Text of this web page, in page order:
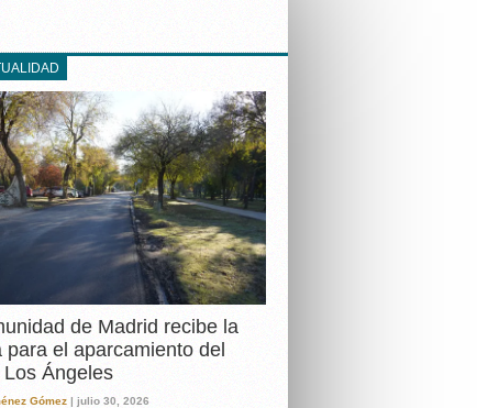
de Madrid recibe la
para el aparcamiento del
Ángeles
Gómez | julio 30, 2026